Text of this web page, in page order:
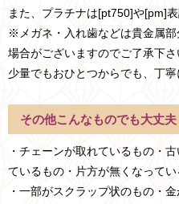
また、プラチナは[pt750]や[pm]
※メガネ・入れ歯などは貴金属
場合がございますのでご了承下さ
少量でもおひとつからでも、丁寧
その他こんなものでも大丈夫
・チェーンが取れているもの・
ているもの・片方が無くなって
・一部がスクラップ状のもの・